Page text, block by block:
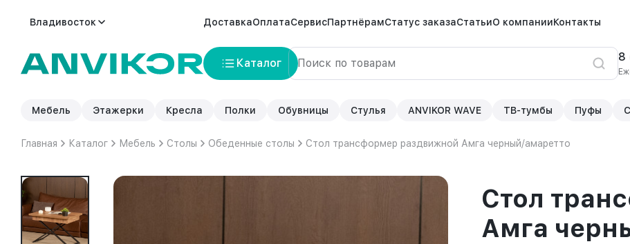
Владивосток ДоставкаОплатаСервисПартнёрамСтатус заказаСтатьиО компанииКонтакты
Каталог 8
Мебель Этажерки Кресла Полки Обувницы Стулья ANVIKOR WAVE ТВ-тумбы Пуфы
Главная Каталог Мебель Столы Обеденные столы Стол трансформер раздвижной Амга черный/амаретто
Стол
Амга